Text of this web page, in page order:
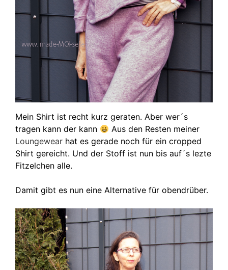
Mein Shirt ist recht kurz geraten. Aber wer´s
tragen kann der kann
Aus den Resten meiner
Loungewear hat es gerade noch für ein cropped
Shirt gereicht. Und der Stoff ist nun bis auf´s lezte
Fitzelchen alle.
Damit gibt es nun eine Alternative für obendrüber.